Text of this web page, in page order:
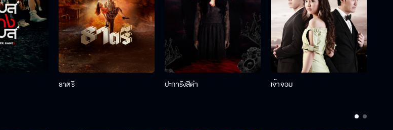
ธาตรี ปะการังสีดำ เจ้าจอม